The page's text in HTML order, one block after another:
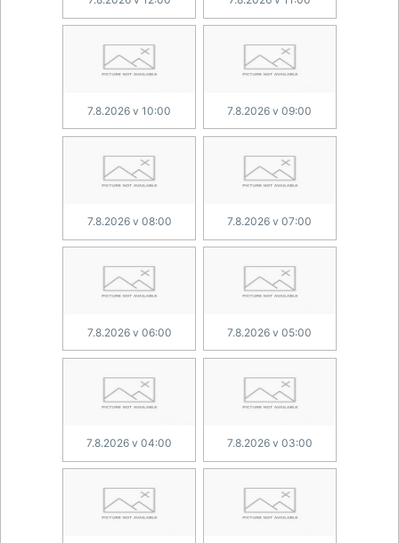
7.8.2026 v 10:00 7.8.2026 v 09:00
7.8.2026 v 08:00 7.8.2026 v 07:00
7.8.2026 v 06:00 7.8.2026 v 05:00
7.8.2026 v 04:00 7.8.2026 v 03:00